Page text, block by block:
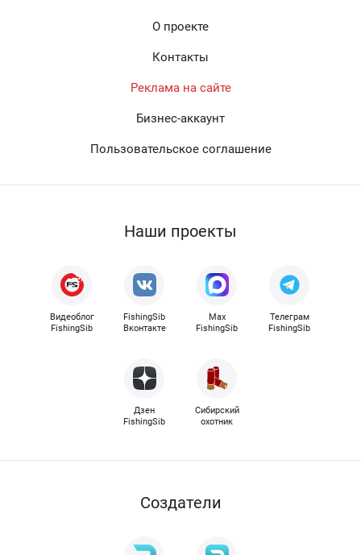
О проекте
Контакты
Реклама на сайте
Бизнес-аккаунт
Пользовательское соглашение
Наши проекты
Видеоблог
FishingSib
FishingSib
Вконтакте
Max
FishingSib
Телеграм
FishingSib
Дзен
FishingSib
Сибирский
охотник
Cоздатели